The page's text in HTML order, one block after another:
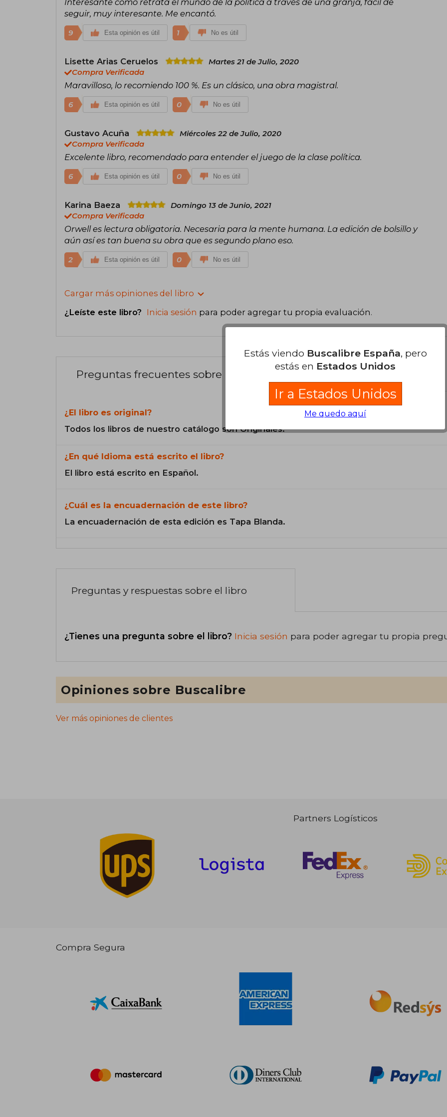
seguir, muy interesante. Me encantó.
9 Esta opinión es útil 1 No es útil
Lisette Arias Ceruelos
Martes 21 de Julio, 2020
Compra Verificada
Maravilloso, lo recomiendo 100 %. Es un clásico, una obra magistral.
6 Esta opinión es útil 0 No es útil
Gustavo Acuña
Miércoles 22 de Julio, 2020
Compra Verificada
Excelente libro, recomendado para entender el juego de la clase política.
6 Esta opinión es útil 0 No es útil
Karina Baeza
Domingo 13 de Junio, 2021
Compra Verificada
Orwell es lectura obligatoria. Necesaria para la mente humana. La edición de bolsillo y
aún así es tan buena su obra que es segundo plano eso.
2 Esta opinión es útil 0 No es útil
Cargar más opiniones del libro
¿Leíste este libro? Inicia sesión para poder agregar tu propia evaluación.
Preguntas frecuentes sobre el libro
¿El libro es original?
Todos los libros de nuestro catálogo son Originales.
¿En qué Idioma está escrito el libro?
El libro está escrito en Español.
¿Cuál es la encuadernación de este libro?
La encuadernación de esta edición es Tapa Blanda.
Preguntas y respuestas sobre el libro
¿Tienes una pregunta sobre el libro? Inicia sesión para poder agregar tu propia
Opiniones sobre Buscalibre
Ver más opiniones de clientes
Partners Logísticos
Compra Segura
Estás viendo Buscalibre España, pero
estás en Estados Unidos
Ir a Estados Unidos
Me quedo aquí